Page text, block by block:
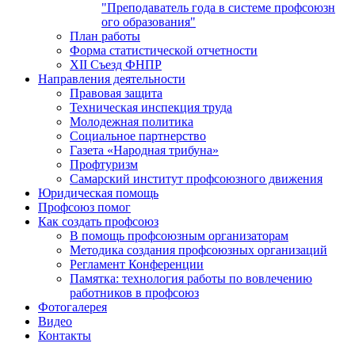
"Преподаватель года в системе профсоюзн
ого образования"
План работы
Форма статистической отчетности
XII Съезд ФНПР
Направления деятельности
Правовая защита
Техническая инспекция труда
Молодежная политика
Социальное партнерство
Газета «Народная трибуна»
Профтуризм
Самарский институт профсоюзного движения
Юридическая помощь
Профсоюз помог
Как создать профсоюз
В помощь профсоюзным организаторам
Методика создания профсоюзных организаций
Регламент Конференции
Памятка: технология работы по вовлечению
работников в профсоюз
Фотогалерея
Видео
Контакты